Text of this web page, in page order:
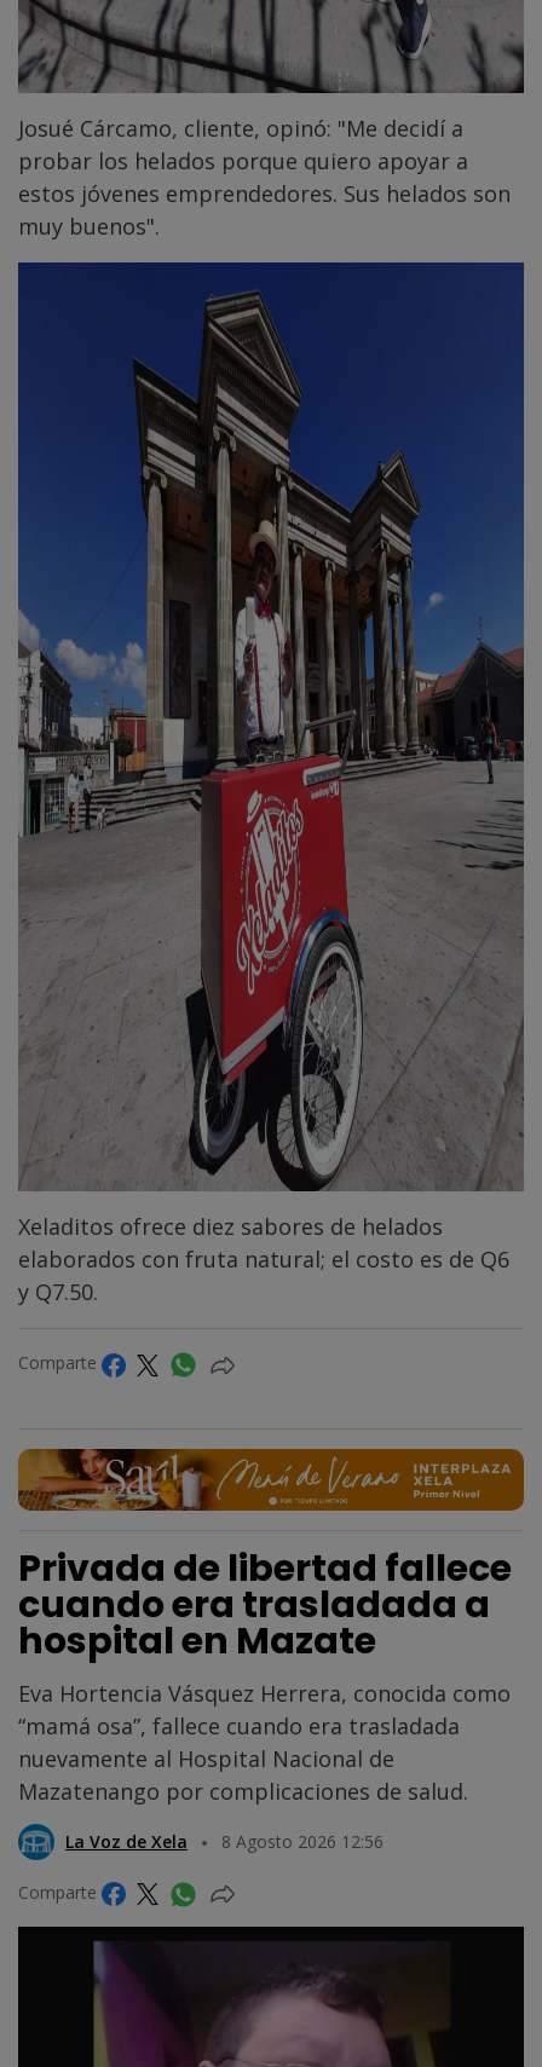
Josué Cárcamo, cliente, opinó: "Me decidí a
probar los helados porque quiero apoyar a
estos jóvenes emprendedores. Sus helados son
muy buenos".
Xeladitos ofrece diez sabores de helados
elaborados con fruta natural; el costo es de Q6
y Q7.50.
Comparte
Privada de libertad fallece
cuando era trasladada a
hospital en Mazate
Eva Hortencia Vásquez Herrera, conocida como
“mamá osa”, fallece cuando era trasladada
nuevamente al Hospital Nacional de
Mazatenango por complicaciones de salud.
La Voz de Xela 8 Agosto 2026 12:56
Comparte